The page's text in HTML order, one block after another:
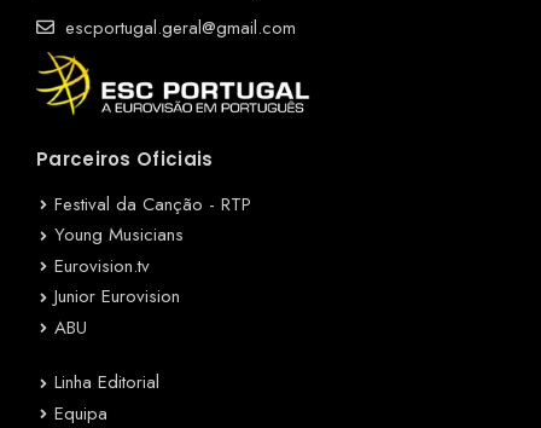
escportugal.geral@gmail.com
Parceiros Oficiais
Festival da Canção - RTP
Young Musicians
Eurovision.tv
Junior Eurovision
ABU
Linha Editorial
Equipa